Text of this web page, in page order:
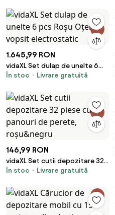
1.645,99 RON
vidaXL Set dulap de unelte 6
pcs Roșu Oțel vopsit
În stoc Livrare gratuită
146,99 RON
vidaXL Set cutii depozitare 32
piese cu panouri de perete,
În stoc Livrare gratuită